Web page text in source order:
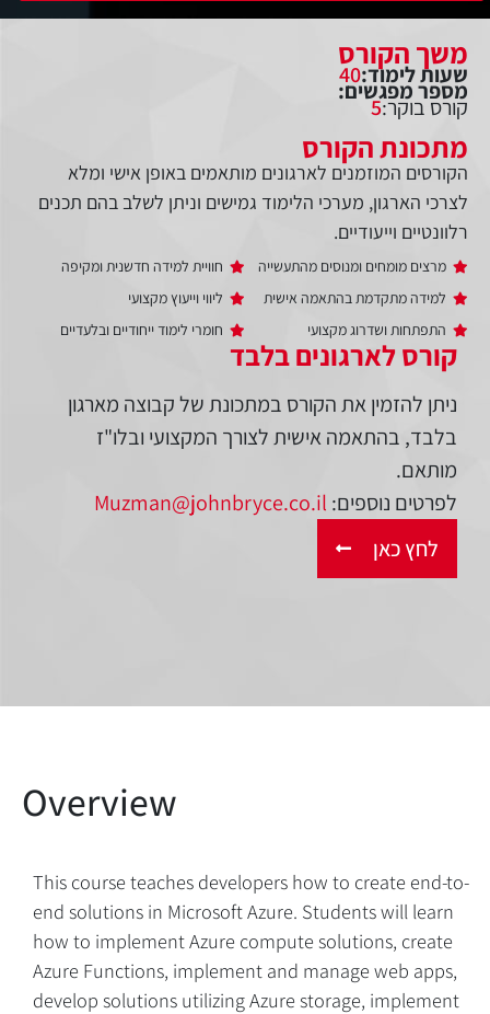
קורס לארגונים בלבד
ניתן להזמין את הקורס במתכונת של קבוצה מארגון
בלבד, בהתאמה אישית לצורך המקצועי ובלו"ז
מותאם.
לפרטים נוספים: Muzman@johnbryce.co.il
לחץ כאן
משך הקורס
שעות לימוד:40
מספר מפגשים:
קורס בוקר:5
מתכונת הקורס
הקורסים המוזמנים לארגונים מותאמים באופן אישי ומלא
לצרכי הארגון, מערכי הלימוד גמישים וניתן לשלב בהם תכנים
רלוונטיים וייעודיים.
מרצים מומחים ומנוסים מהתעשייה
למידה מתקדמת בהתאמה אישית
התפתחות ושדרוג מקצועי
חוויית למידה חדשנית ומקיפה
ליווי וייעוץ מקצועי
חומרי לימוד ייחודיים ובלעדיים
This course teaches developers how to create end-to-
end solutions in Microsoft Azure. Students will learn
how to implement Azure compute solutions, create
Azure Functions, implement and manage web apps,
develop solutions utilizing Azure storage, implement